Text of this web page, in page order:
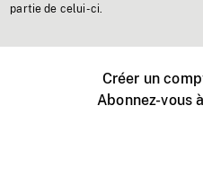
partie de celui-ci.
Créer un
Abonnez-vous